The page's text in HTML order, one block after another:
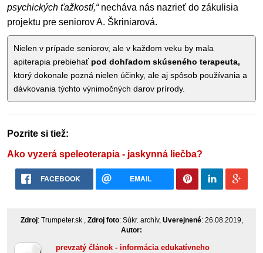
psychických ťažkostí,“necháva nás nazrieť do zákulisia
projektu pre seniorov A. Škriniarová.
Nielen v prípade seniorov, ale v každom veku by mala
apiterapia prebiehať pod dohľadom skúseného terapeuta,
ktorý dokonale pozná nielen účinky, ale aj spôsob používania a
dávkovania týchto výnimočných darov prírody.
Pozrite si tiež:
Ako vyzerá speleoterapia - jaskynná liečba?
FACEBOOK EMAIL
Zdroj: Trumpeter.sk , Zdroj foto: Súkr. archív, Uverejnené: 26.08.2019,
Autor:
prevzatý článok - informácia edukatívneho